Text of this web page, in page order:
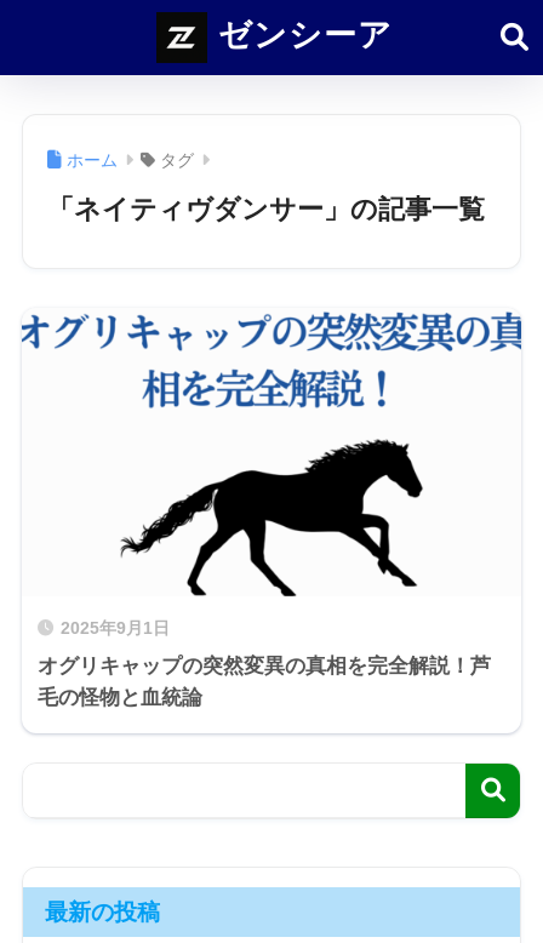
ゼンシーア
ホーム タグ
「ネイティヴダンサー」の記事一覧
2025年9月1日
オグリキャップの突然変異の真相を完全解説！芦
毛の怪物と血統論
最新の投稿